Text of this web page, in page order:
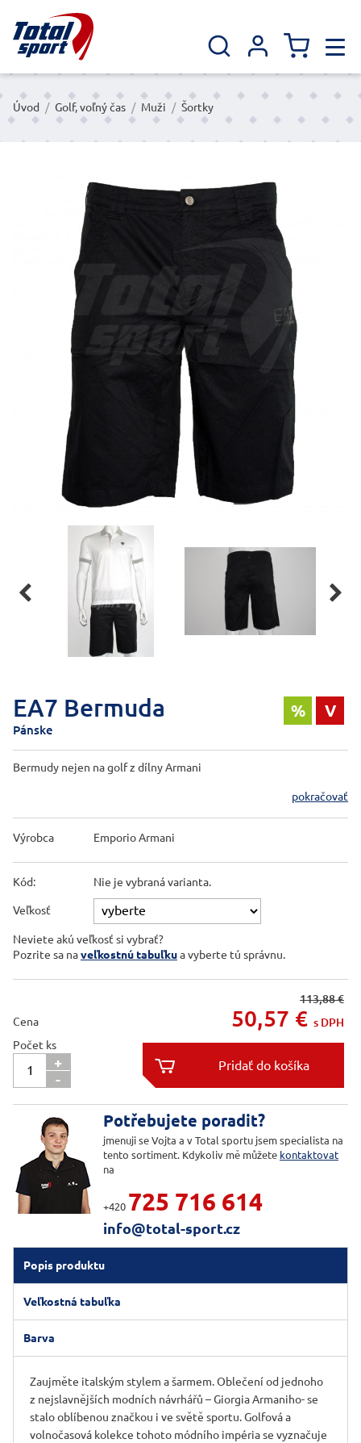
Úvod / Golf, voľný čas / Muži / Šortky
 
EA7 Bermuda % V
Pánske
Bermudy nejen na golf z dílny Armani
pokračovať
Výrobca Emporio Armani
Kód: Nie je vybraná varianta.
Veľkosť
Neviete akú veľkosť si vybrať?
Pozrite sa naveľkostnú tabuľkua vyberte tú správnu.
Cena
113,88 €
50,57 € s DPH
Počet ks
+
-


Potřebujete poradit?
jmenuji se Vojta a v Total sportu jsem specialista na
tento sortiment. Kdykoliv mě můžete kontaktovat
na
+420 725 716 614
info@total-sport.cz
Popis produktu
Veľkostná tabuľka
Barva
Zaujměte italským stylem a šarmem. Oblečení od jednoho
z nejslavnějších modních návrhářů – Giorgia Armaniho- se
stalo oblíbenou značkou i ve světě sportu. Golfová a
volnočasová kolekce tohoto módního impéria se vyznačuje